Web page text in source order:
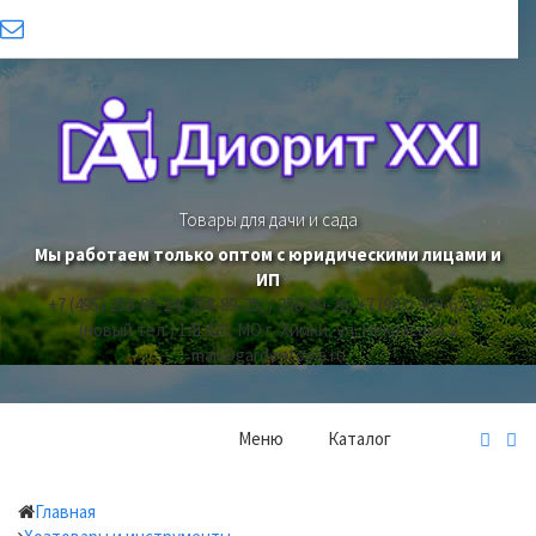
Товары для дачи и сада
Мы работаем только оптом с юридическими лицами и
ИП
+7 (495) 258-89-24/ 258-89-25; / 258-89-26; +7 (903) 969-62-20
(новый тел.)141420, МО г. Химки, ул. Некрасова 2
mail@gardentools.ru
Каталог
Меню
Главная